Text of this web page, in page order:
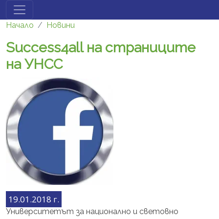
Премини към основното съдържание
Начало Новини
Success4all на страниците
на УНСС
19.01.2018 г.
Университетът за национално и световно